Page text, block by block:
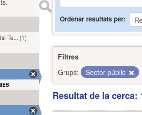
Ordenar resultats per
Filtres
Grups:
Sector públic
Resultat de la
Te... (1)